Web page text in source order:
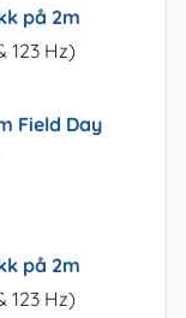
på 2m
123 Hz)
Field Day
på 2m
123 Hz)